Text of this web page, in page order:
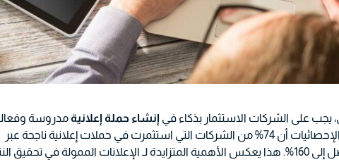
يجب على الشركات الاستثمار بذكاء في إنشاء حملة إعلانيةمدروسة
لعام 2023، أظهرت الإحصائيات أن 74% من الشركات التي استثمرت في حملات إعلانية ناجحة عبر
الإنترنت شهدت زيادة في الإيرادات بنسبة تصل إلى 160%. هذا يعكس الأهمية المتزايدة لـ الإعلانات الممولة في تحقيق